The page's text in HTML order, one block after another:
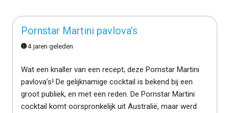
Pornstar Martini pavlova’s
4 jaren geleden
Wat een knaller van een recept; deze Pornstar Martini
pavlova’s! De gelijknamige cocktail is bekend bij een
groot publiek, en met een reden. De Pornstar Martini
cocktail komt oorspronkelijk uit Australië, maar werd